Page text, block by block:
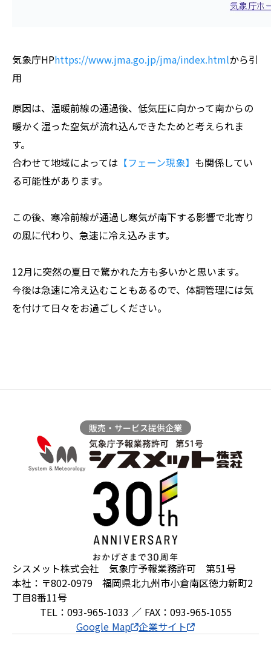
気象庁HPhttps://www.jma.go.jp/jma/index.htmlから引
用
原因は、温暖前線の通過後、低気圧に向かって南からの
暖かく湿った空気が流れ込んできたためと考えられま
す。
合わせて地域によっては 【フェーン現象】 も関係してい
る可能性があります。
この後、寒冷前線が通過し寒気が南下する影響で北寄り
の風に代わり、急速に冷え込みます。
12月に突然の夏日で驚かれた方も多いかと思います。
今後は急速に冷え込むこともあるので、体調管理には気
を付けて日々をお過ごしください。
販売・サービス提供企業
シスメット株式会社 気象庁予報業務許可 第51号
本社：〒802-0979 福岡県北九州市小倉南区徳力新町2
丁目8番11号
TEL：093-965-1033 ／ FAX：093-965-1055
Google Map 企業サイト